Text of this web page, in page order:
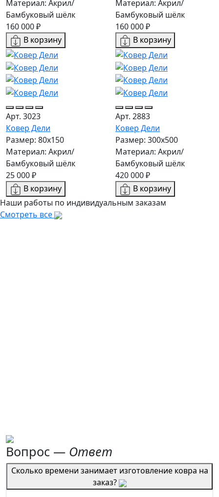
Материал: Акрил/
Бамбуковый шёлк
160 000 ₽
В корзину
Материал: Акрил/
Бамбуковый шёлк
160 000 ₽
В корзину
Арт. 3023
Ковер Дели
Размер: 80x150
Материал: Акрил/
Бамбуковый шёлк
25 000 ₽
В корзину
Арт. 2883
Ковер Дели
Размер: 300х500
Материал: Акрил/
Бамбуковый шёлк
420 000 ₽
В корзину
Наши работы по индивидуальным заказам
Смотреть все
Вопрос — Ответ
Сколько времени занимает изготовление ковра на
заказ?